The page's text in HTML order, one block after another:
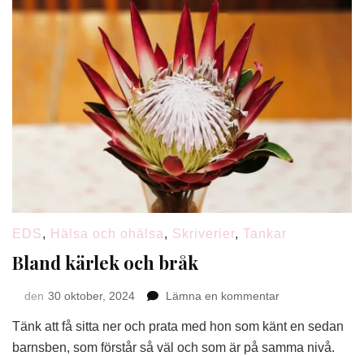
EDS, Hälsa och ohälsa, Skriverier, Tankar
Bland kärlek och bråk
den 30 oktober, 2024 Lämna en kommentarpå
kärlek
och
Tänk att få sitta ner och prata med hon som känt en sedan
barnsben, som förstår så väl och som är på samma nivå.